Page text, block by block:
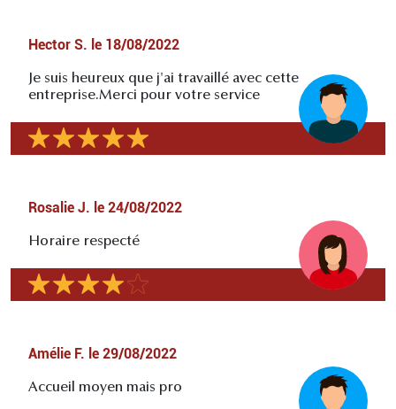
Hector S. le 18/08/2022
Je suis heureux que j'ai travaillé avec cette
entreprise.Merci pour votre service
Rosalie J. le 24/08/2022
Horaire respecté
Amélie F. le 29/08/2022
Accueil moyen mais pro